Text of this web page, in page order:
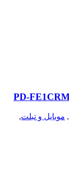
, موبایل و تبلت,